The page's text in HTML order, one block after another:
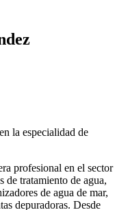
la especialidad de
profesional en el sector
de tratamiento de agua,
de agua de mar,
depuradoras. Desde